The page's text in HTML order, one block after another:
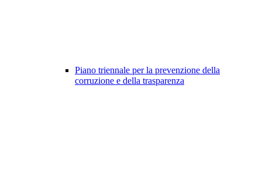
Piano triennale per la prevenzione della
corruzione e della trasparenza